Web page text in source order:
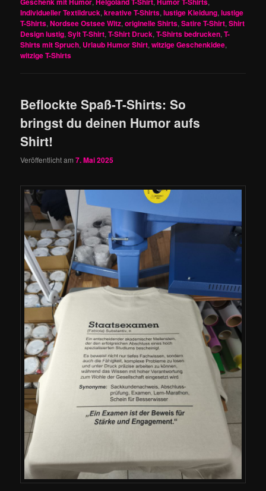
Individueller Textildruck,kreative T-Shirts,lustige Kleidung,lustige
T-Shirts,Nordsee Ostsee Witz,originelle Shirts,Satire T-Shirt,Shirt
Design lustig,Sylt T-Shirt,T-Shirt Druck,T-Shirts bedrucken,T-
Shirts mit Spruch, Urlaub Humor Shirt,witzige Geschenkidee,
witzige T-Shirts
Beflockte Spaß-T-Shirts: So
bringst du deinen Humor aufs
Shirt!
Veröffentlicht am7. Mai 2025